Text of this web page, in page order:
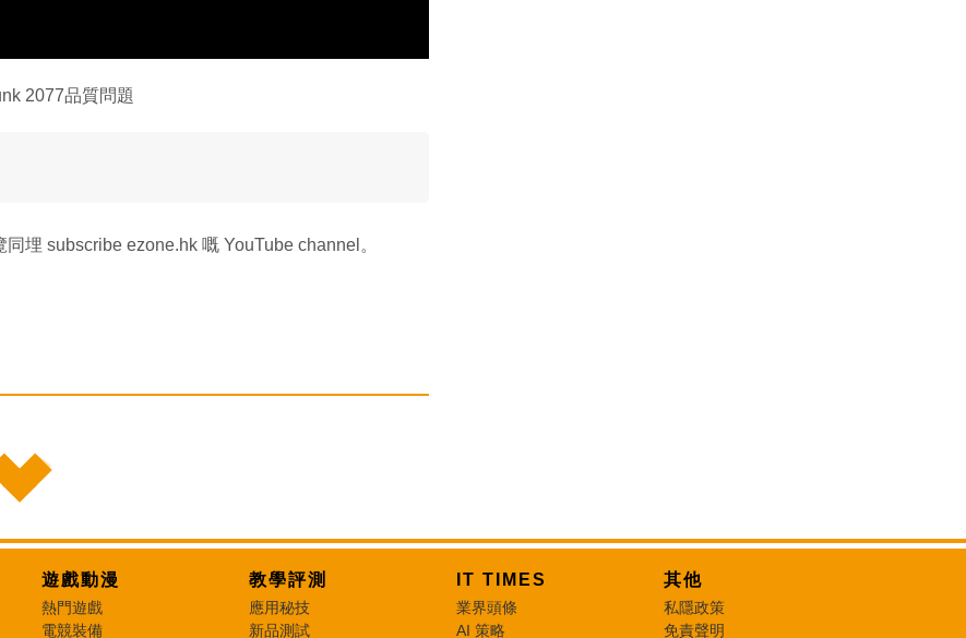
2077品質問題
同埋 subscribe ezone.hk 嘅 YouTube channel。
遊戲動漫
熱門遊戲
電競裝備
教學評測
應用秘技
新品測試
IT TIMES
業界頭條
AI 策略
其他
私隱政策
免責聲明